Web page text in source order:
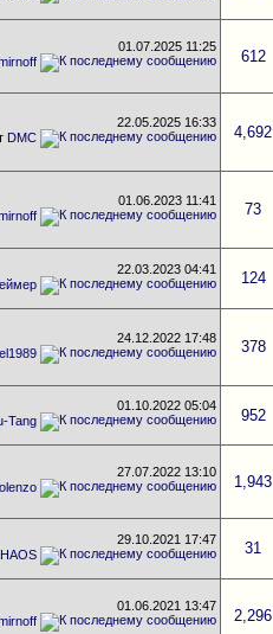
01.07.2025 11:25
612
22.05.2025 16:33
DMC 4,692
01.06.2023 11:41
73
22.03.202304:41
124
24.12.2022 17:48
378
01.10.202205:04
Tang 952
27.07.2022 13:10
1,943
29.10.2021 17:47
31
01.06.2021 13:47
2,296